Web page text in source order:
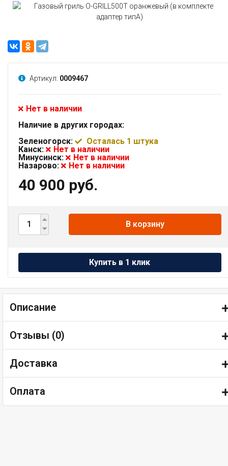
Артикул: 0009467
Нет в наличии
Наличие в других городах:
Зеленогорск:
Осталась 1 штука
Канск:
Нет в наличии
Минусинск:
Нет в наличии
Назарово:
Нет в наличии
40 900 руб.
В корзину
Описание
Отзывы (0)
Доставка
Оплата